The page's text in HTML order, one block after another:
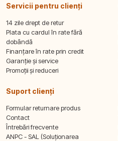
Servicii pentru clienți
14 zile drept de retur
Plata cu cardul în rate fără
dobândă
Finanțare în rate prin credit
Garanție și service
Promoții și reduceri
Suport clienți
Formular returnare produs
Contact
Întrebări frecvente
ANPC - SAL (Soluționarea